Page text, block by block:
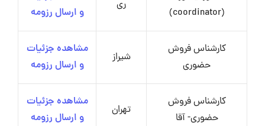
(coordinator)
ری
و ارسال رزومه
کارشناس فروش
حضوری
شیراز
مشاهده جزئیات
و ارسال رزومه
کارشناس فروش
حضوری- آقا
تهران
مشاهده جزئیات
و ارسال رزومه